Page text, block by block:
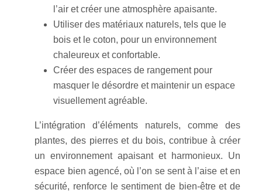
l’air et créer une atmosphère apaisante.
Utiliser des matériaux naturels, tels que le
bois et le coton, pour un environnement
chaleureux et confortable.
Créer des espaces de rangement pour
masquer le désordre et maintenir un espace
visuellement agréable.
L’intégration d’éléments naturels, comme des
plantes, des pierres et du bois, contribue à créer
un environnement apaisant et harmonieux. Un
espace bien agencé, où l’on se sent à l’aise et en
sécurité, renforce le sentiment de bien-être et de